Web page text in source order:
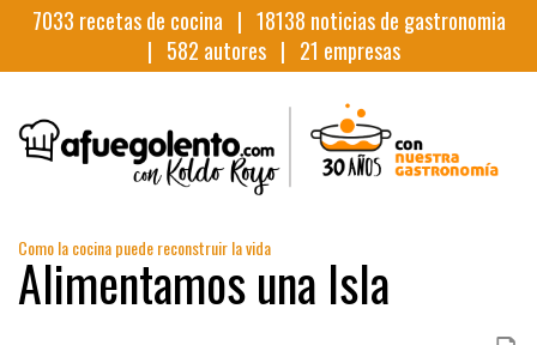
7033 recetas de cocina | 18138 noticias de gastronomia
| 582 autores | 21 empresas
Como la cocina puede reconstruir la vida
Alimentamos una Isla